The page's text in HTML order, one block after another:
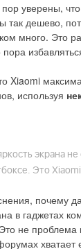
уверены,
так дешево,
много. Это
Xiaomi
используя
экрана не
Это
почему
в гаджетах
не проблема
хватает